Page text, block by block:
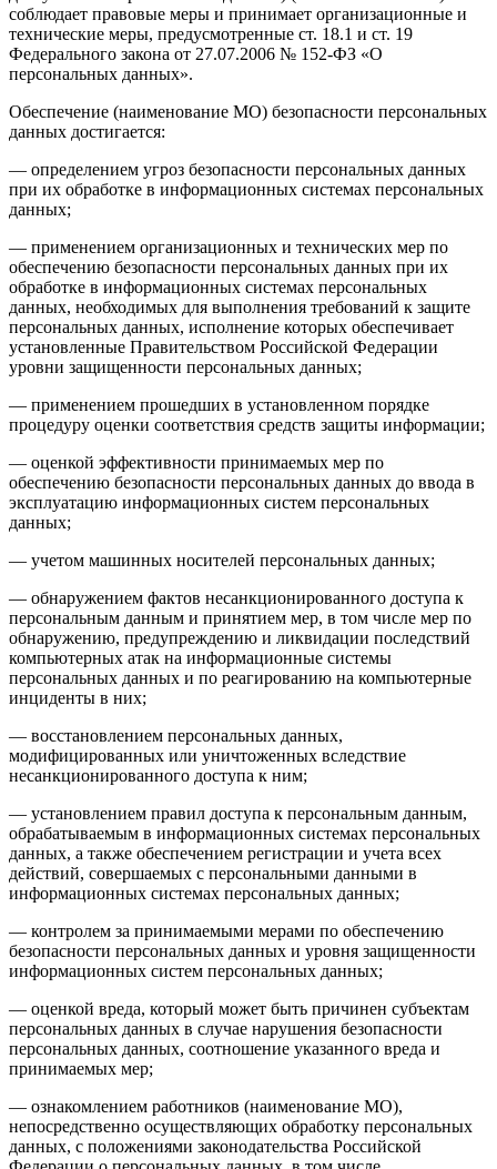
соблюдает правовые меры и принимает организационные и
технические меры, предусмотренные ст. 18.1 и ст. 19
Федерального закона от 27.07.2006 № 152-ФЗ «О
персональных данных».
Обеспечение (наименование МО) безопасности персональных
данных достигается:
— определением угроз безопасности персональных данных
при их обработке в информационных системах персональных
данных;
— применением организационных и технических мер по
обеспечению безопасности персональных данных при их
обработке в информационных системах персональных
данных, необходимых для выполнения требований к защите
персональных данных, исполнение которых обеспечивает
установленные Правительством Российской Федерации
уровни защищенности персональных данных;
— применением прошедших в установленном порядке
процедуру оценки соответствия средств защиты информации;
— оценкой эффективности принимаемых мер по
обеспечению безопасности персональных данных до ввода в
эксплуатацию информационных систем персональных
данных;
— учетом машинных носителей персональных данных;
— обнаружением фактов несанкционированного доступа к
персональным данным и принятием мер, в том числе мер по
обнаружению, предупреждению и ликвидации последствий
компьютерных атак на информационные системы
персональных данных и по реагированию на компьютерные
инциденты в них;
— восстановлением персональных данных,
модифицированных или уничтоженных вследствие
несанкционированного доступа к ним;
— установлением правил доступа к персональным данным,
обрабатываемым в информационных системах персональных
данных, а также обеспечением регистрации и учета всех
действий, совершаемых с персональными данными в
информационных системах персональных данных;
— контролем за принимаемыми мерами по обеспечению
безопасности персональных данных и уровня защищенности
информационных систем персональных данных;
— оценкой вреда, который может быть причинен субъектам
персональных данных в случае нарушения безопасности
персональных данных, соотношение указанного вреда и
принимаемых мер;
— ознакомлением работников (наименование МО),
непосредственно осуществляющих обработку персональных
данных, с положениями законодательства Российской